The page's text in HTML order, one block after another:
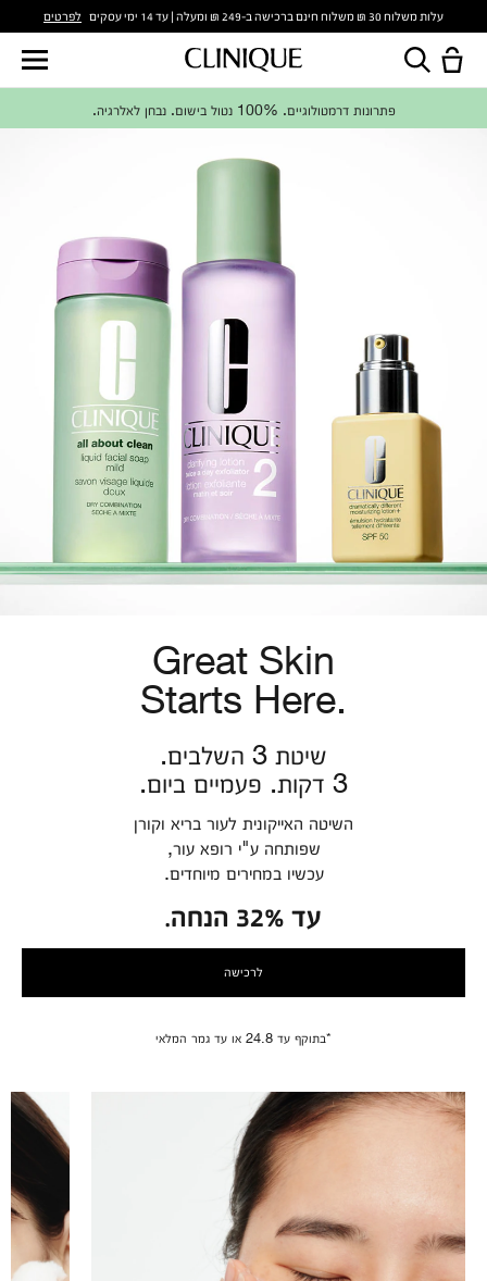
עלות משלוח 30 ₪ משלוח חינם ברכישה ב-249 ₪ ומעלה | עד 14 ימי עסקים לפרטים
פתרונות דרמטולוגיים. 100% נטול בישום. נבחן לאלרגיה.
Great Skin
Starts Here.
שיטת 3 השלבים.
3 דקות. פעמיים ביום.
השיטה האייקונית לעור בריא וקורן
שפותחה ע"י רופא עור,
עכשיו במחירים מיוחדים.
עד 32% הנחה.
לרכישה
*בתוקף עד 24.8 או עד גמר המלאי